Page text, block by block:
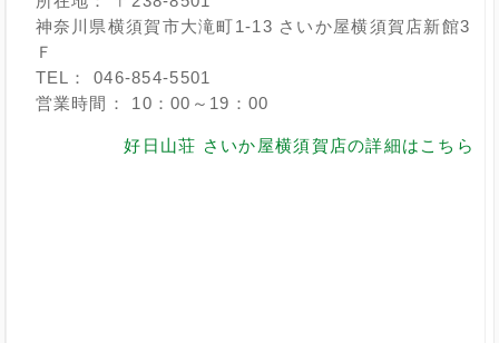
神奈川県横須賀市大滝町1-13 さいか屋横須賀店新館3
Ｆ
TEL： 046-854-5501
営業時間： 10：00～19：00
好日山荘 さいか屋横須賀店の詳細はこちら